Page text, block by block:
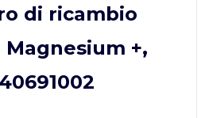
di ricambio
+,